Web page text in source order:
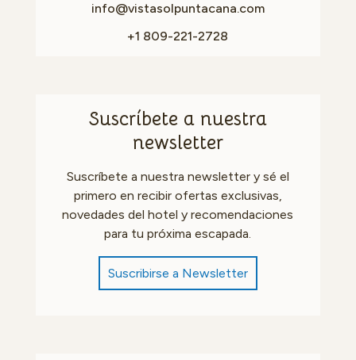
info@vistasolpuntacana.com
+1 809-221-2728
Suscríbete a nuestra
newsletter
Suscríbete a nuestra newsletter y sé el
primero en recibir ofertas exclusivas,
novedades del hotel y recomendaciones
para tu próxima escapada.
Suscribirse a Newsletter